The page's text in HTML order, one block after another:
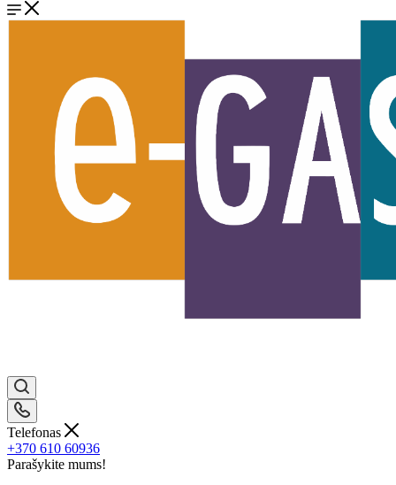
Telefonas
+370 610 60936
Parašykite mums!